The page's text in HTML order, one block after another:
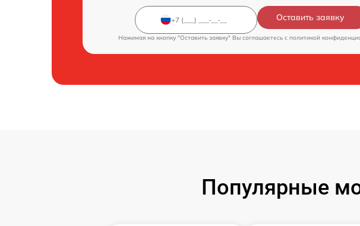
Оставить заявку
Нажимая на кнопку "Оставить заявку" Вы соглашаетесь c политикой
Популярные